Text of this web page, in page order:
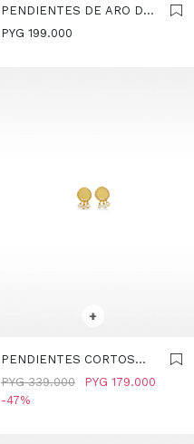
PENDIENTES DE ARO DE
PLATA 925 - DORADO
PYG 199.000
+
PENDIENTES CORTOS
CON PERLAS DE AGUA
DULCE - PLATA DE LEY
PYG 179.000
PYG 339.000
47